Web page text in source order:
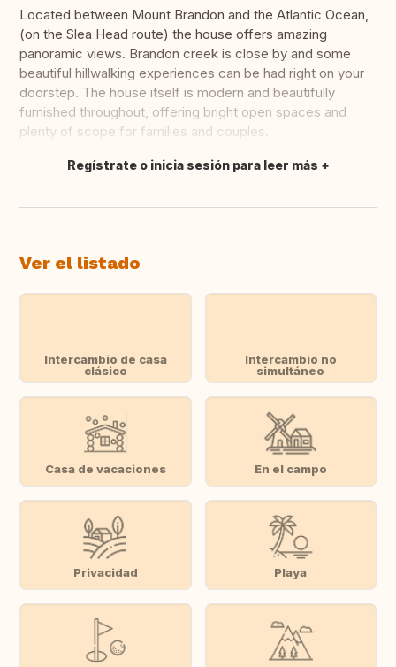
Located between Mount Brandon and the Atlantic Ocean,
(on the Slea Head route) the house offers amazing
panoramic views. Brandon creek is close by and some
beautiful hillwalking experiences can be had right on your
doorstep. The house itself is modern and beautifully
furnished throughout, offering bright open spaces and
plenty of scope for families and couples.
Traducir
Regístrate o inicia sesión para leer más
Ver el listado
Intercambio de casa
clásico
Intercambio no
simultáneo
Casa de vacaciones En el campo
Privacidad Playa